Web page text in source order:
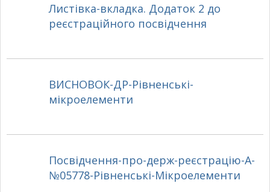
Листівка-вкладка. Додаток 2 до
реєстраційного посвідчення
ВИСНОВОК-ДР-Рівненські-
мікроелементи
Посвідчення-про-держ-реєстрацію-А-
№05778-Рівненські-Мікроелементи